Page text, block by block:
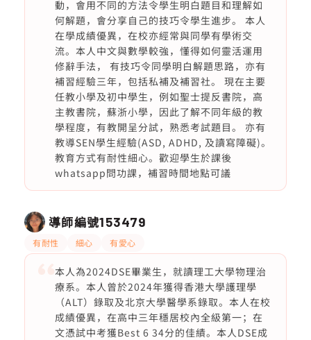
動，會用不同的方法令學生明白題目和理解如
何解題，會分享自己的技巧令學生進步。 本人
在學成績優異，在校亦經常與同學有學術交
流。本人中文與數學較強，懂得如何靈活運用
修辭手法， 有技巧令同學明白解題思路，亦有
補習經驗三年，包括私補及補習社。 現在主要
任教小學及初中學生，例如聖士提反書院，高
主教書院，蘇浙小學，因此了解不同年級的教
學程度，有教開呈分試，熟悉考試題目。 亦有
教導SEN學生經驗(ASD, ADHD, 及讀寫障礙)。
教育方式有耐性細心。歡迎學生於課後
whatsapp問功課，補習時間地點可議
導師編號153479
有耐性 細心 有愛心
本人為2024DSE畢業生，就讀理工大學物理治
療系。本人曾於2024年獲得香港大學護理學
（ALT）錄取及北京大學醫學系錄取。本人在校
成績優異，在高中三年穩居校內全級第一；在
文憑試中考獲Best 6 34分的佳績。本人DSE成